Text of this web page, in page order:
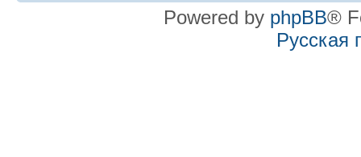
Powered by phpBB®
Русская